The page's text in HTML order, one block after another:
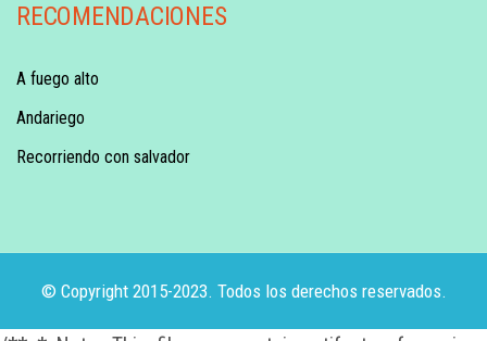
RECOMENDACIONES
A fuego alto
Andariego
Recorriendo con salvador
© Copyright 2015-2023. Todos los derechos reservados.